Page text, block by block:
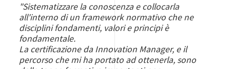
"Sistematizzare la conoscenza e collocarla
all'interno di un framework normativo che ne
disciplini fondamenti, valori e principi è
fondamentale.
La certificazione da Innovation Manager, e il
percorso che mi ha portato ad ottenerla, sono